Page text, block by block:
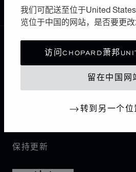
我们可配送至位于United
览位于中国的网站，是否要更改
访问CHOPARD萧邦
留在中国网
转到另一个位
中国
本地化（更改国家/地区
更改国家/地区
联系我们
保持更新